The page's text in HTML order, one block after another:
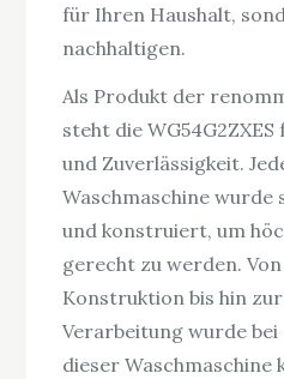
für Ihren Haushalt,
nachhaltigen.
Als Produkt der
steht die
und Zuverlässigkeit.
Waschmaschine
und konstruiert, um
gerecht zu werden.
Konstruktion bis hin
Verarbeitung wurde
dieser Waschmaschine